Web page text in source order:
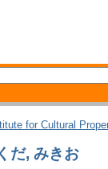
for Cultural
だ, みきお